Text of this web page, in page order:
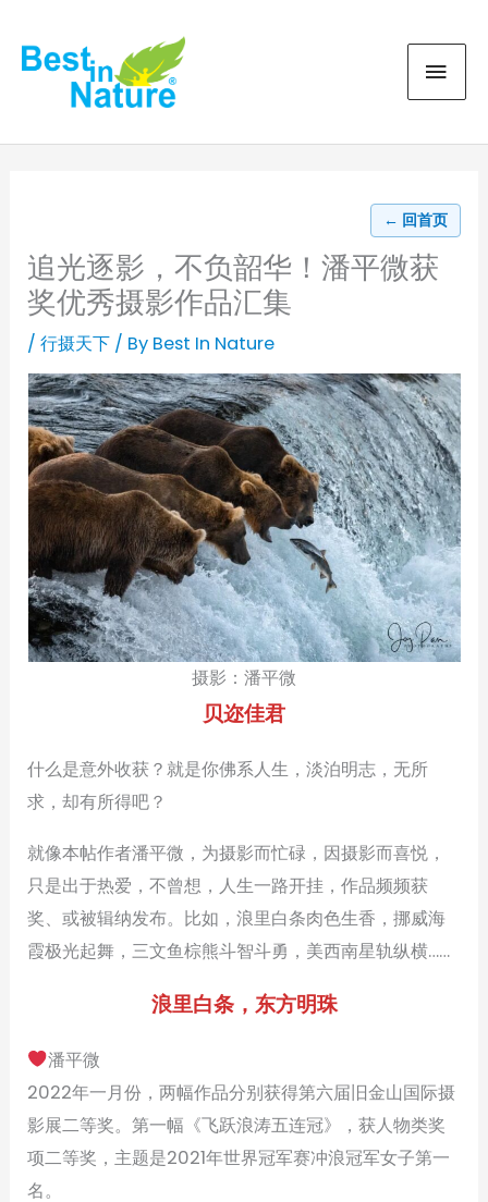
content
← 回首页
追光逐影，不负韶华！潘平微获
奖优秀摄影作品汇集
/行摄天下 / By Best In Nature
摄影：潘平微
贝迩佳君
什么是意外收获？就是你佛系人生，淡泊明志，无所
求，却有所得吧？
就像本帖作者潘平微，为摄影而忙碌，因摄影而喜悦，
只是出于热爱，不曾想，人生一路开挂，作品频频获
奖、或被辑纳发布。比如，浪里白条肉色生香，挪威海
霞极光起舞，三文鱼棕熊斗智斗勇，美西南星轨纵横……
浪里白条，东方明珠
潘平微
2022年一月份，两幅作品分别获得第六届旧金山国际摄
影展二等奖。第一幅《飞跃浪涛五连冠》，获人物类奖
项二等奖，主题是2021年世界冠军赛冲浪冠军女子第一
名。